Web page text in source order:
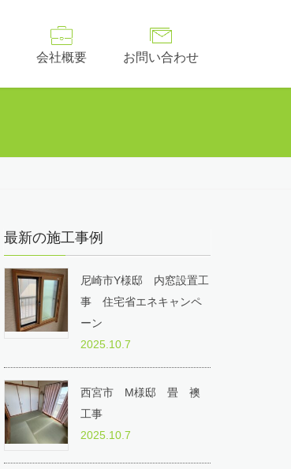
会社概要 お問い合わせ
最新の施工事例
尼崎市Y様邸 内窓設置工
事 住宅省エネキャンペ
ーン
2025.10.7
西宮市 M様邸 畳 襖
工事
2025.10.7